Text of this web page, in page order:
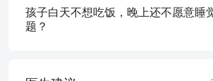
孩子白天不想吃饭，晚上还不愿意睡
题？